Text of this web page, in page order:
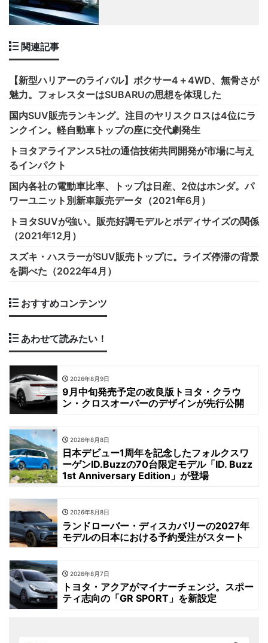
関連記事
【新型ハリアーのライバル】ボクサー4＋4WD、無骨さが
魅力。フォレスターはSUBARUの思想を体現した
国内SUV販売ランキング。注目のヤリスクロスは4位にラ
ンクイン。軽自動車トップの座に交代劇発生
トヨタアライアンス5社の通信技術共同開発が市場に与え
るインパクト
国内各社の電動車比率、トップは日産、2位はホンダ。パ
ワーユニット別新車販売データ（2021年6月）
トヨタSUVが強い。販売好調モデルとボディサイズの関係
（2021年12月）
スズキ・ハスラーがSUV販売トップに。ライズ停滞の背景
を調べた（2022年4月）
おすすめコンテンツ
あわせて読みたい！
2026年8月9日
9月中旬発売予定の改良版トヨタ・クラウ
ン・クロスオーバーのデザインが先行公開
2026年8月8日
日本デビュー1周年を記念したフォルクスワ
ーゲンID.Buzzの70台限定モデル「ID. Buzz
1st Anniversary Edition」が登場
2026年8月8日
ランドローバー・ディスカバリーの2027年
モデルの日本における予約受注がスタート
2026年8月7日
トヨタ・アクアがマイナーチェンジ。スポー
ティ志向の「GR SPORT」を新設定